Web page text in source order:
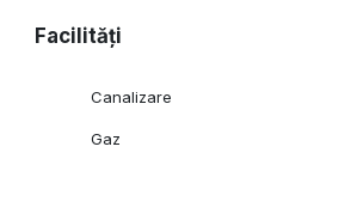
intr-o locatie de top.
ne contactati.
Facilități
Canalizare
Gaz